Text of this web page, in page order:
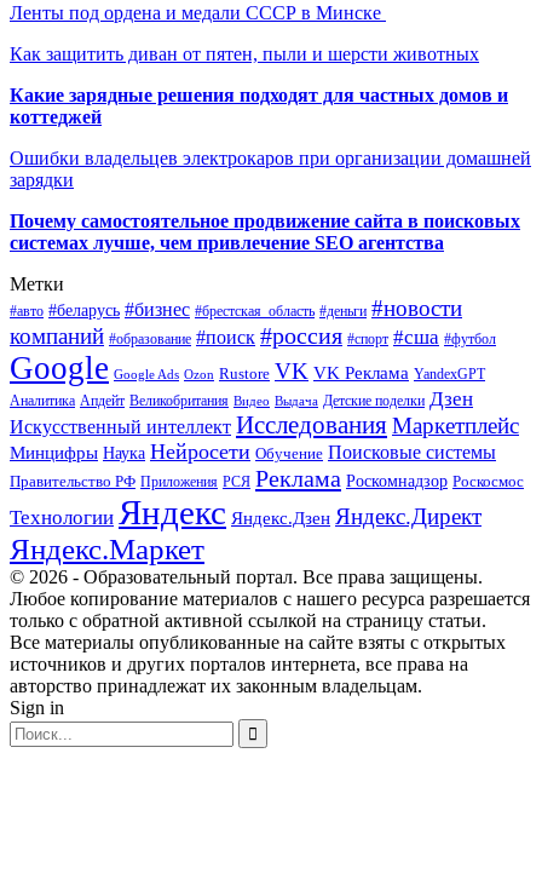
Ленты под ордена и медали СССР в Минске
Как защитить диван от пятен, пыли и шерсти животных
Какие зарядные решения подходят для частных домов и
коттеджей
Ошибки владельцев электрокаров при организации домашней
зарядки
Почему самостоятельное продвижение сайта в поисковых
системах лучше, чем привлечение SEO агентства
Метки
#авто #беларусь #бизнес #брестская_область #деньги #новости
компаний #образование #поиск #россия #спорт #сша #футбол
Google Google Ads Ozon Rustore VK VK Реклама YandexGPT
Аналитика Апдейт Великобритания Видео Выдача Детские поделки Дзен
Искусственный интеллект ИсследованияМаркетплейс
Минцифры Наука Нейросети Обучение Поисковые системы
Правительство РФ Приложения РСЯ Реклама Роскомнадзор Роскосмос
Технологии Яндекс Яндекс.Дзен Яндекс.Директ
Яндекс.Маркет
© 2026 - Образовательный портал. Все права защищены.
Любое копирование материалов с нашего ресурса разрешается
только с обратной активной ссылкой на страницу статьи.
Все материалы опубликованные на сайте взяты с открытых
источников и других порталов интернета, все права на
авторство принадлежат их законным владельцам.
Sign in